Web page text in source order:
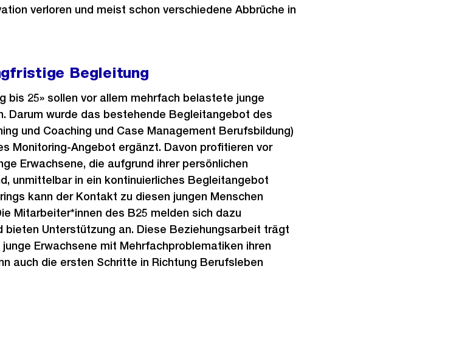
verloren und meist schon verschiedene Abbrüche in
Begleitung
bis 25» sollen vor allem mehrfach belastete junge
Darum wurde das bestehende Begleitangebot des
und Coaching und Case Management Berufsbildung)
Monitoring-Angebot ergänzt. Davon profitieren vor
Erwachsene, die aufgrund ihrer persönlichen
unmittelbar in ein kontinuierliches Begleitangebot
kann der Kontakt zu diesen jungen Menschen
Mitarbeiter*innen des B25 melden sich dazu
Unterstützung an. Diese Beziehungsarbeit trägt
Erwachsene mit Mehrfachproblematiken ihren
auch die ersten Schritte in Richtung Berufsleben